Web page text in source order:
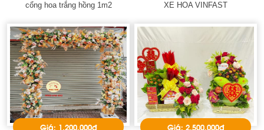
cổng hoa trắng hồng 1m2 XE HOA VINFAST
Giá: 1.200.000đ Giá: 2.500.000đ